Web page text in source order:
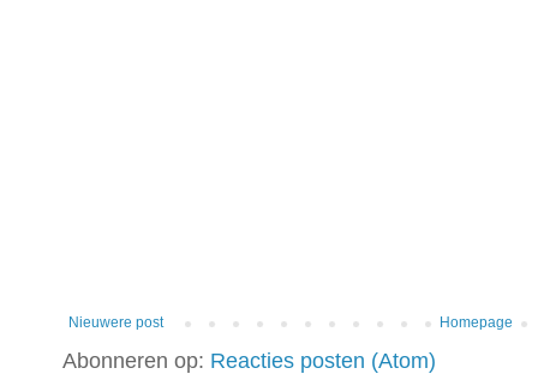
Nieuwere post Homepage
Abonneren op: Reacties posten (Atom)